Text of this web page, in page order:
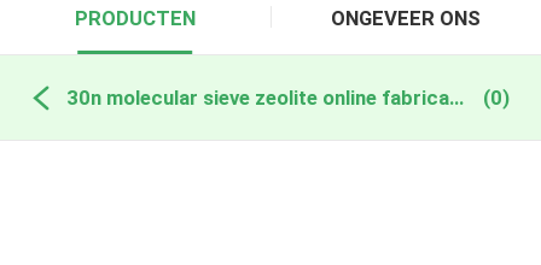
PRODUCTEN ONGEVEER ONS
30n molecular sieve zeolite online fabricage (0)